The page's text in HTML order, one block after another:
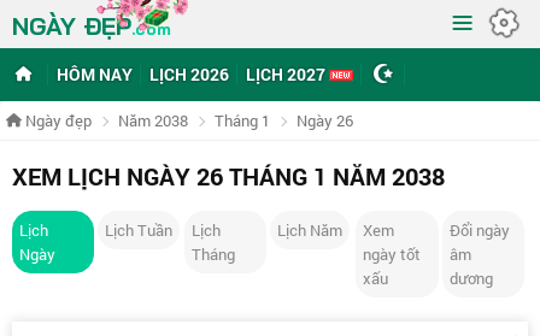
NGÀY ĐẸP.com ≡
HÔM NAY LỊCH 2026 LỊCH 2027
Ngày đẹp Năm 2038 Tháng 1 Ngày 26
XEM LỊCH NGÀY 26 THÁNG 1 NĂM 2038
Lịch
Ngày
Lịch Tuần
Lịch
Tháng
Lịch Năm
Xem
ngày tốt
xấu
Đổi ngày
âm
dương